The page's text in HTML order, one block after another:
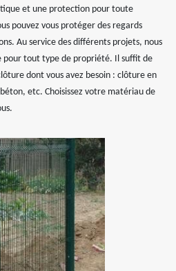
et une protection pour toute
pouvez vous protéger des regards
Au service des différents projets, nous
pour tout type de propriété. Il suffit de
dont vous avez besoin : clôture en
etc. Choisissez votre matériau de